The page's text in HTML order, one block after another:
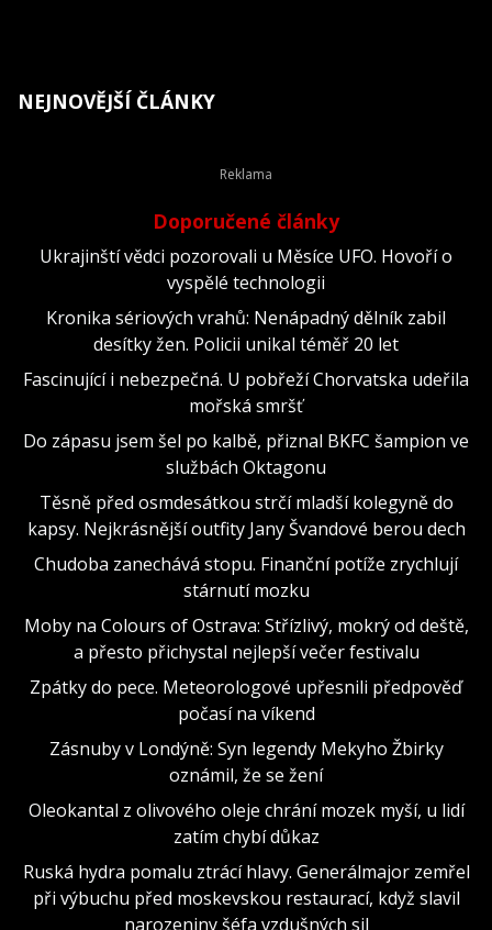
NEJNOVĚJŠÍ ČLÁNKY
Doporučené články
Ukrajinští vědci pozorovali u Měsíce UFO. Hovoří o
vyspělé technologii
Kronika sériových vrahů: Nenápadný dělník zabil
desítky žen. Policii unikal téměř 20 let
Fascinující i nebezpečná. U pobřeží Chorvatska udeřila
mořská smršť
Do zápasu jsem šel po kalbě, přiznal BKFC šampion ve
službách Oktagonu
Těsně před osmdesátkou strčí mladší kolegyně do
kapsy. Nejkrásnější outfity Jany Švandové berou dech
Chudoba zanechává stopu. Finanční potíže zrychlují
stárnutí mozku
Moby na Colours of Ostrava: Střízlivý, mokrý od deště,
a přesto přichystal nejlepší večer festivalu
Zpátky do pece. Meteorologové upřesnili předpověď
počasí na víkend
Zásnuby v Londýně: Syn legendy Mekyho Žbirky
oznámil, že se žení
Oleokantal z olivového oleje chrání mozek myší, u lidí
zatím chybí důkaz
Ruská hydra pomalu ztrácí hlavy. Generálmajor zemřel
při výbuchu před moskevskou restaurací, když slavil
narozeniny šéfa vzdušných sil